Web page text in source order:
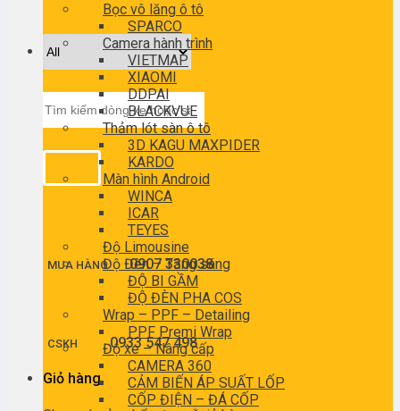
kiếm:
MUA HÀNG0907 330038
CSKH0933 547 498
Giỏ hàng
Bọc vô lăng ô tô
SPARCO
Camera hành trình
VIETMAP
XIAOMI
DDPAI
BLACKVUE
Thảm lót sàn ô tô
3D KAGU MAXPIDER
KARDO
Màn hình Android
WINCA
ICAR
TEYES
Độ Limousine
Độ Đèn – Tăng sáng
ĐỘ BI GẦM
ĐỘ ĐÈN PHA COS
Wrap – PPF – Detailing
PPF Premi Wrap
Độ xe – Nâng cấp
CAMERA 360
CẢM BIẾN ÁP SUẤT LỐP
CỐP ĐIỆN – ĐÁ CỐP